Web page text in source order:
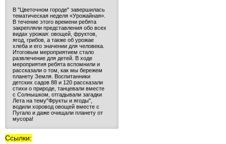
В "Цветочном городе" завершилась
тематическая неделя «Урожайная».
В течение этого времени ребята
закрепляли представления обо всех
видах урожая: овощей, фруктов,
ягод, грибов, а также об урожае
хлеба и его значении для человека.
Итоговым мероприятием стало
развлечение для детей. В ходе
мероприятия ребята вспомнили и
рассказали о том, как мы бережем
планету Земля. Воспитанники
детских садов 88 и 120 рассказали
стихи о природе, танцевали вместе
с Солнышком, отгадывали загадки
Лета на тему"Фрукты и ягоды",
водили хоровод овощей вместе с
Пугало и даже очищали планету от
мусора!
Ссылки: